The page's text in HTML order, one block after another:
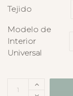
Tejido
Modelo de
Interior
Universal